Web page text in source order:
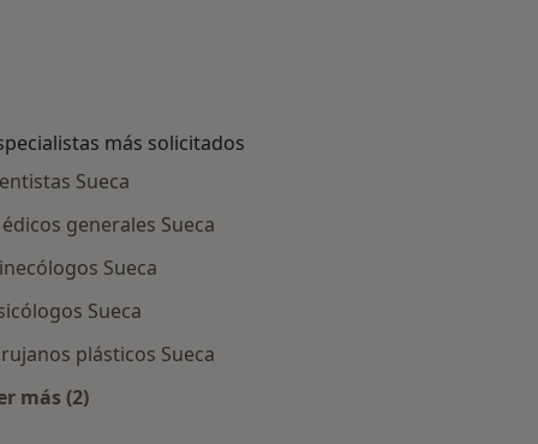
más solicitados
Sueca
generales Sueca
Sueca
Sueca
plásticos Sueca
más (2)